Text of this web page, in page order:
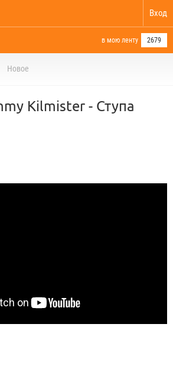
Вход
в мою ленту 2679
Новое
Kilmister - Ступа